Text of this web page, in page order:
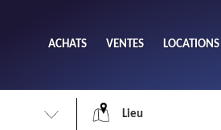
ACHATS VENTES LOCATIONS
Lieu